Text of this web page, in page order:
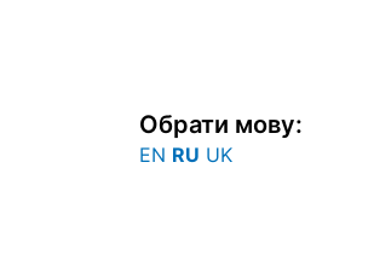
Обрати мову:
EN RU UK